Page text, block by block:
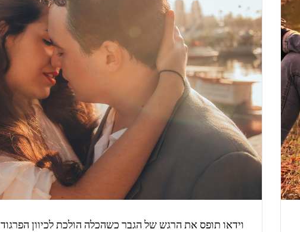
וידאו תופס את הרגש של הגבר כשהכלה הולכת לכיוון הפרגוד